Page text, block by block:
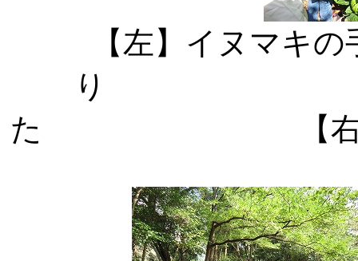
【左】イヌマキ
り 【中】
た 【右】ヤツ